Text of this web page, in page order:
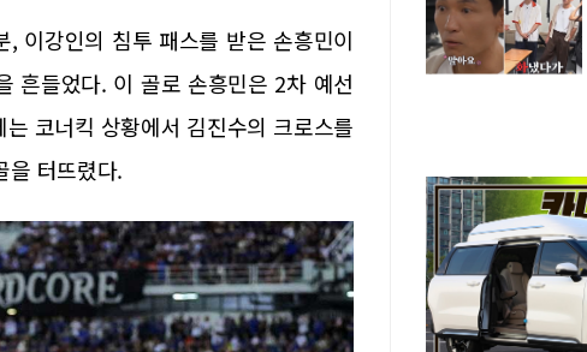
이강인의 침투 패스를 받은 손흥민이
흔들었다. 이 골로 손흥민은 2차 예선
코너킥 상황에서 김진수의 크로스를
을 터뜨렸다.